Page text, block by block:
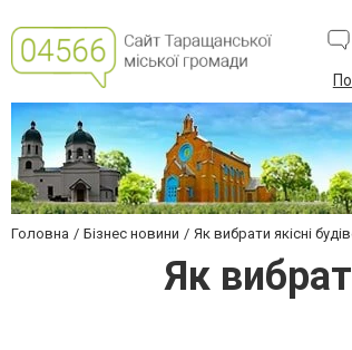
Головна Бізнес новини Як вибрати якісні
Як